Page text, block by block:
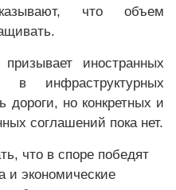
что объем
иностранных
в инфраструктурных
дороги, но конкретных и
соглашений пока нет.
что в споре победят
и экономические